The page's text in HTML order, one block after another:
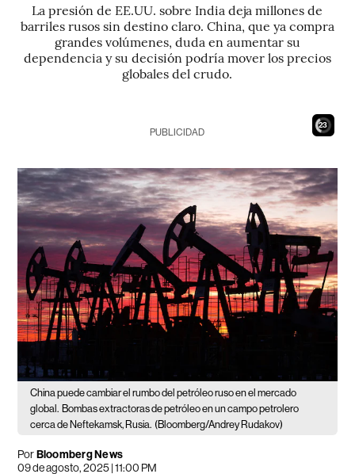
La presión de EE.UU. sobre India deja millones de
barriles rusos sin destino claro. China, que ya compra
grandes volúmenes, duda en aumentar su
dependencia y su decisión podría mover los precios
globales del crudo.
21
PUBLICIDAD
China puede cambiar el rumbo del petróleo ruso en el mercado
global. Bombas extractoras de petróleo en un campo petrolero
cerca de Neftekamsk, Rusia. (Bloomberg/Andrey Rudakov)
PorBloomberg News
09 de agosto, 2025 | 11:00 PM